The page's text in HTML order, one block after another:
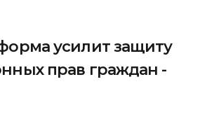
усилит защиту
прав граждан -